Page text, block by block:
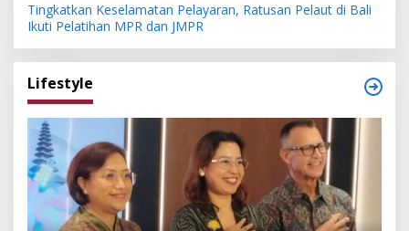
Tingkatkan Keselamatan Pelayaran, Ratusan Pelaut di Bali
Ikuti Pelatihan MPR dan JMPR
Lifestyle